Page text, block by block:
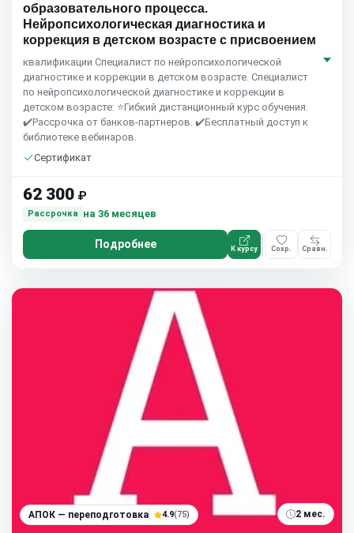
образовательного процесса.
Нейропсихологическая диагностика и
коррекция в детском возрасте с присвоением
квалификации Специалист по нейропсихологической
диагностике и коррекции в детском возрасте. Специалист
по нейропсихологической диагностике и коррекции в
детском возрасте: ⭐Гибкий дистанционный курс обучения.
✔️Рассрочка от банков-партнеров. ✔️Бесплатный доступ к
библиотеке вебинаров.
Сертификат
62 300 ₽
Рассрочка на 36 месяцев
Подробнее К курсу Сохр. Сравн.
АПОК — переподготовка 4.9(75) 2 мес.